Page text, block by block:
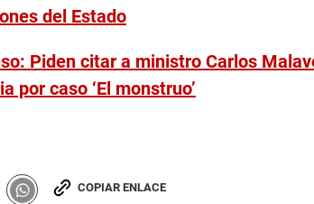
del Estado
Piden citar a ministro Carlos
por caso ‘El monstruo’
COPIAR ENLACE